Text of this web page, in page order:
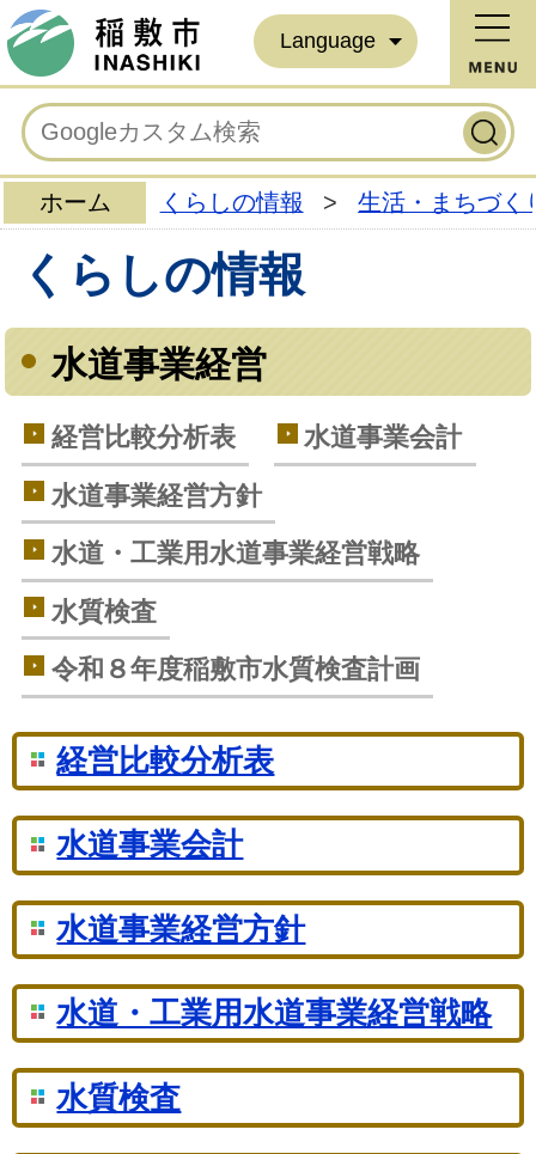
Language
ホーム くらしの情報 > 生活・まちづく
くらしの情報
水道事業経営
経営比較分析表
水道事業会計
水道事業経営方針
水道・工業用水道事業経営戦略
水質検査
令和８年度稲敷市水質検査計画
経営比較分析表
水道事業会計
水道事業経営方針
水道・工業用水道事業経営戦略
水質検査